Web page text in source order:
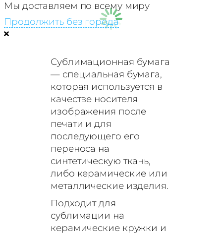
Размер
Фильтрация по цене
Сублимационная бумага
— специальная бумага,
которая используется в
качестве носителя
изображения после
печати и для
последующего его
переноса на
синтетическую ткань,
либо керамические или
металлические изделия.
Подходит для
сублимации на
керамические кружки и
Мы доставляем по всему миру
Продолжить без города